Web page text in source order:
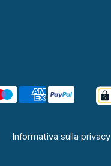
Informativa sulla privacy